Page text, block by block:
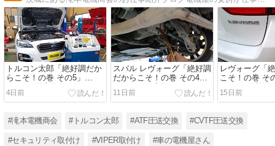
トルコン太郎「絶好調だか
らこそ！の巻 その5」
CVTF圧送交換
4日前
スバル レヴォーグ「絶好調
だからこそ！の巻 その4」
デフオイル交換
11日前
レヴォーグ「
こそ！の巻 そ
ーライン洗浄
15日前
#滝本電機商会 #トルコン太郎 #ATF圧送交換 #CVTF圧送交換
#セキュリティ取付け #VIPER取付け #車の電機屋さん